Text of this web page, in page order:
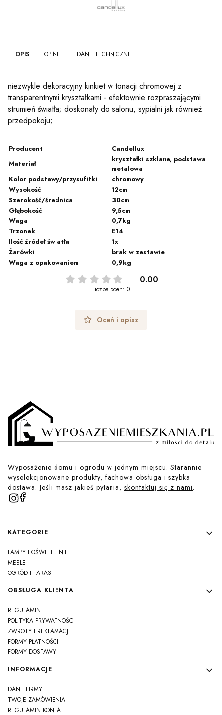
OPIS OPINIE DANE TECHNICZNE
niezwykle dekoracyjny kinkiet w tonacji chromowej z
transparentnymi kryształkami - efektownie rozpraszającymi
strumień światła; doskonały do salonu, sypialni jak również
przedpokoju;
Producent
Candellux
Materiał
kryształki szklane, podstawa
metalowa
Kolor podstawy/przysufitki
chromowy
Wysokość
12cm
Szerokość/średnica
30cm
Głębokość
9,5cm
Waga
0,7kg
Trzonek
E14
Ilość źródeł światła
1x
Żarówki
brak w zestawie
Waga z opakowaniem
0,9kg
0.00
Liczba ocen: 0
Oceń i opisz
Wyposażenie domu i ogrodu w jednym miejscu. Starannie
wyselekcjonowane produkty, fachowa obsługa i szybka
dostawa. Jeśli masz jakieś pytania, skontaktuj się z nami.
Linki w stopce
KATEGORIE
LAMPY I OŚWIETLENIE
MEBLE
OGRÓD I TARAS
OBSŁUGA KLIENTA
REGULAMIN
POLITYKA PRYWATNOŚCI
ZWROTY I REKLAMACJE
FORMY PŁATNOŚCI
FORMY DOSTAWY
INFORMACJE
DANE FIRMY
TWOJE ZAMÓWIENIA
REGULAMIN KONTA